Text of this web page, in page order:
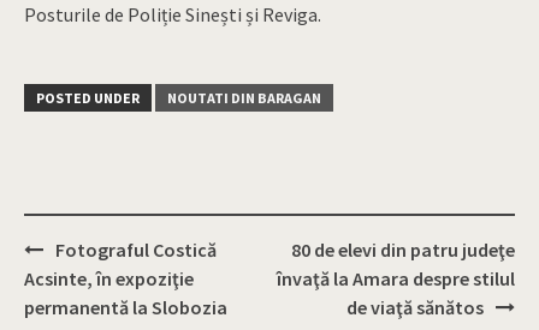
Posturile de Poliție Sinești și Reviga.
POSTED UNDER NOUTATI DIN BARAGAN
Post
navigation
Fotograful Costică
Acsinte, în expoziţie
permanentă la Slobozia
80 de elevi din patru judeţe
învaţă la Amara despre stilul
de viaţă sănătos